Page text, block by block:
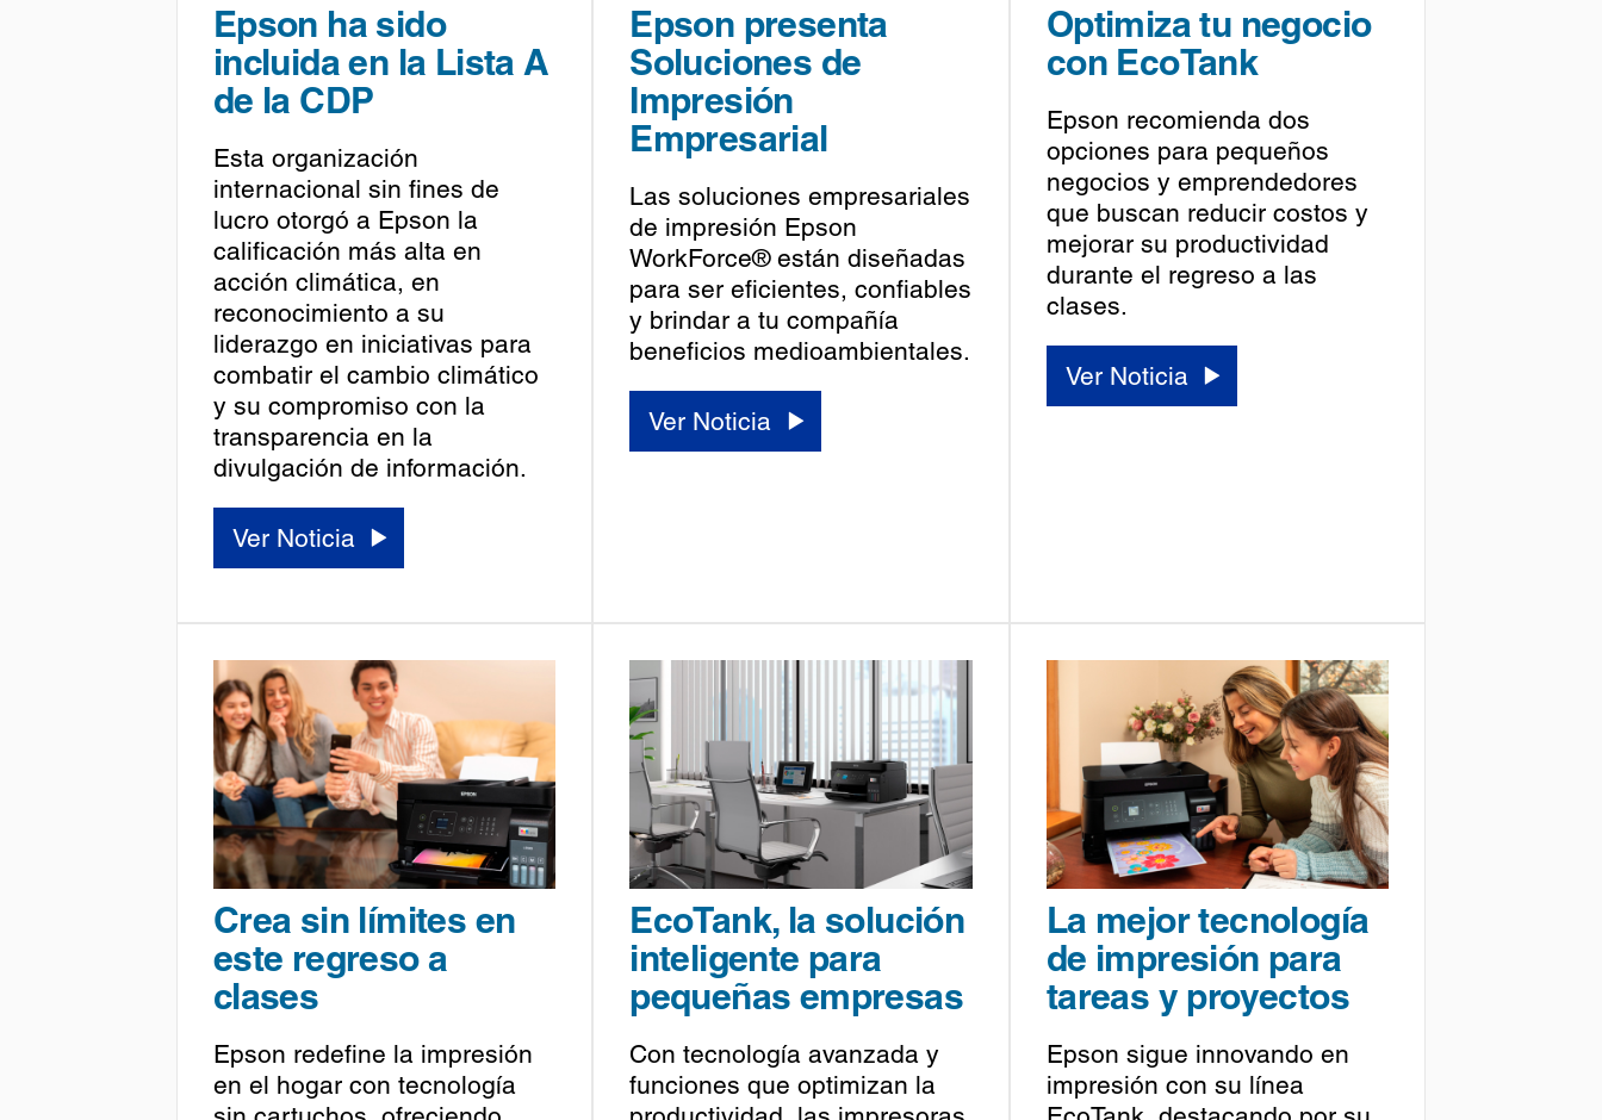
Epson ha sido
incluida en la Lista A
de la CDP
Esta organización
internacional sin fines de
lucro otorgó a Epson la
calificación más alta en
acción climática, en
reconocimiento a su
liderazgo en iniciativas para
combatir el cambio climático
y su compromiso con la
transparencia en la
divulgación de información.
Ver Noticia
Epson presenta
Soluciones de
Impresión
Empresarial
Las soluciones empresariales
de impresión Epson
WorkForce® están diseñadas
para ser eficientes, confiables
y brindar a tu compañía
beneficios medioambientales.
Ver Noticia
Optimiza tu negocio
con EcoTank
Epson recomienda dos
opciones para pequeños
negocios y emprendedores
que buscan reducir costos y
mejorar su productividad
durante el regreso a las
clases.
Ver Noticia
Crea sin límites en
este regreso a
clases
Epson redefine la impresión
en el hogar con tecnología
EcoTank, la solución
inteligente para
pequeñas empresas
Con tecnología avanzada y
funciones que optimizan la
La mejor tecnología
de impresión para
tareas y proyectos
Epson sigue innovando en
impresión con su línea